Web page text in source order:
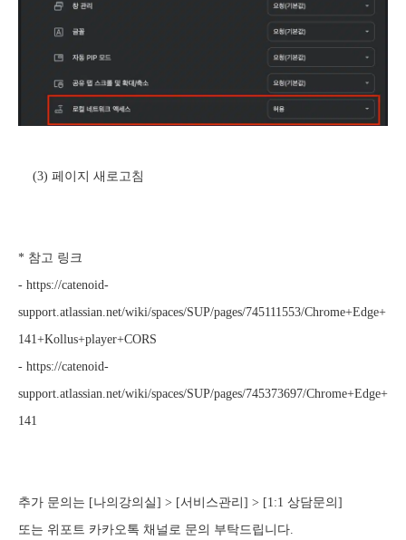
(3) 페이지 새로고침
* 참고 링크
- https://catenoid-
support.atlassian.net/wiki/spaces/SUP/pages/745111553/Chrome+Edge+
141+Kollus+player+CORS
- https://catenoid-
support.atlassian.net/wiki/spaces/SUP/pages/745373697/Chrome+Edge+
141
추가 문의는 [나의강의실] > [서비스관리] > [1:1 상담문의]
또는 위포트 카카오톡 채널로 문의 부탁드립니다.